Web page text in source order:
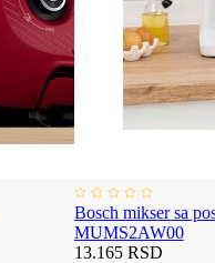
Bosch mikser sa
MUMS2AW00
13.165 RSD